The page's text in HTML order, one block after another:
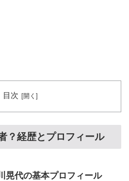
目次
？経歴とプロフィール
晃代の基本プロフィール